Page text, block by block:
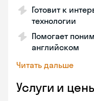
Готовит к
технологии
Помогает
английском
Читать дальше
Услуги и